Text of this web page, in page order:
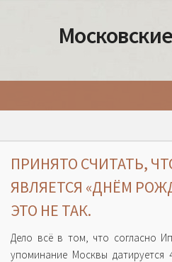
Москва
ПРИНЯТО СЧИТАТЬ,
ЯВЛЯЕТСЯ «ДНЁМ
ЭТО НЕ ТАК.
Дело всё в том, что согласно
упоминание Москвы датируется